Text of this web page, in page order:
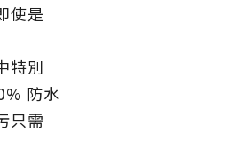
使是
特別
防水
只需